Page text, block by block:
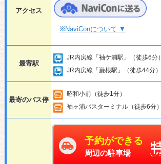
アクセス
※NaviConについて ▼
最寄駅
JR内房線「袖ケ浦駅」（徒歩6分）
JR内房線「巌根駅」（徒歩44分）
最寄のバス停
昭和小前（徒歩1分）
袖ヶ浦バスターミナル（徒歩6分）
予約ができる
周辺の駐車場